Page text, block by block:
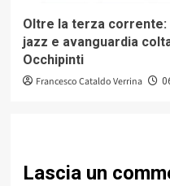
Oltre la terza
jazz e avanguardia
Occhipinti
Francesco Cataldo Verrina
Lascia un